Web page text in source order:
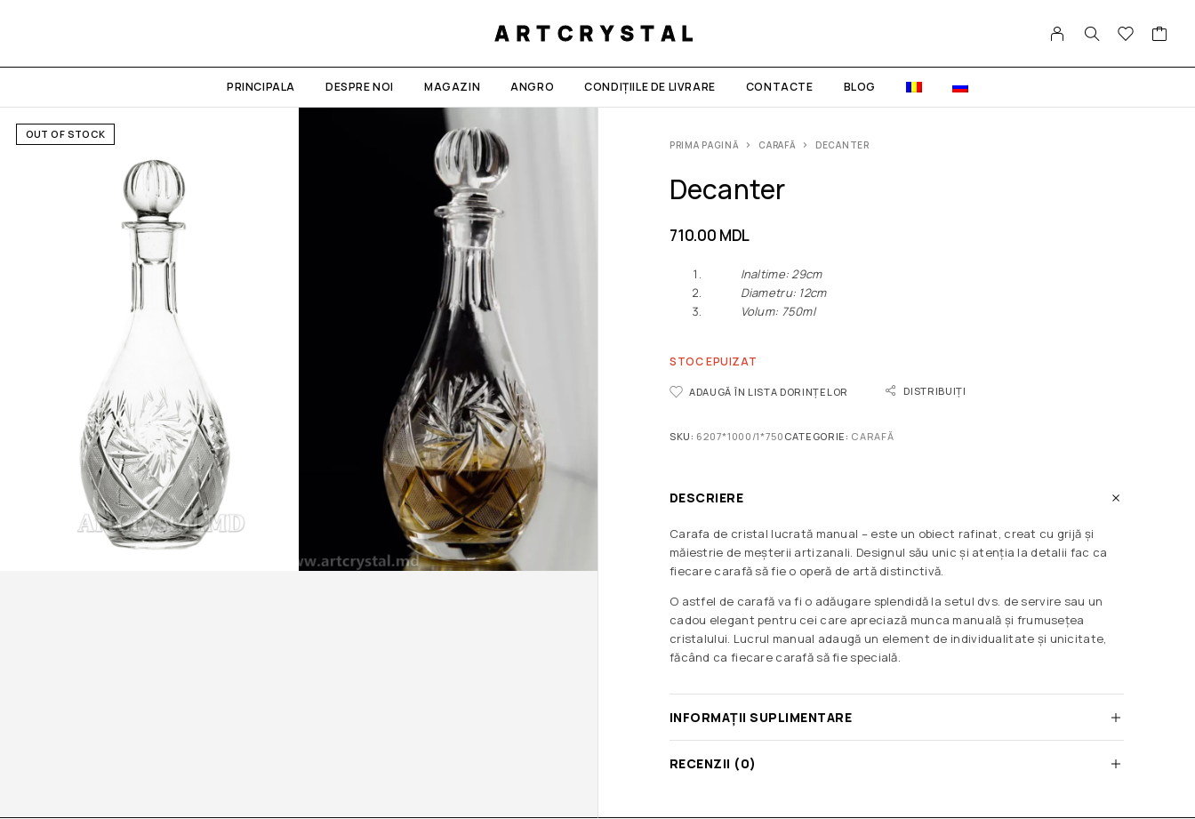
ARTCRYSTAL
PRINCIPALA DESPRE NOI MAGAZIN ANGRO CONDIȚIILE DE LIVRARE CONTACTE BLOG
OUT OF STOCK
PRIMA PAGINĂ CARAFĂ DECANTER
Decanter
710.00 MDL
Inaltime: 29сm
Diametru: 12сm
Volum: 750ml
STOC EPUIZAT
ADAUGĂ ÎN LISTA DORINȚELOR DISTRIBUIȚI
SKU: 6207*1000/1*750 CATEGORIE: CARAFĂ
DESCRIERE
Carafa de cristal lucrată manual – este un obiect rafinat, creat cu grijă și
măiestrie de meșterii artizanali. Designul său unic și atenția la detalii fac ca
fiecare carafă să fie o operă de artă distinctivă.
O astfel de carafă va fi o adăugare splendidă la setul dvs. de servire sau un
cadou elegant pentru cei care apreciază munca manuală și frumusețea
cristalului. Lucrul manual adaugă un element de individualitate și unicitate,
făcând ca fiecare carafă să fie specială.
INFORMAȚII SUPLIMENTARE
RECENZII (0)